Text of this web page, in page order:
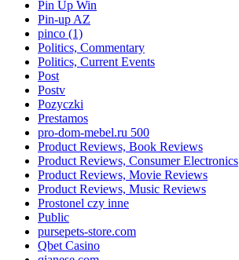
Pin Up Win
Pin-up AZ
pinco (1)
Politics, Commentary
Politics, Current Events
Post
Postv
Pozyczki
Prestamos
pro-dom-mebel.ru 500
Product Reviews, Book Reviews
Product Reviews, Consumer Electronics
Product Reviews, Movie Reviews
Product Reviews, Music Reviews
Prostonel czy inne
Public
pursepets-store.com
Qbet Casino